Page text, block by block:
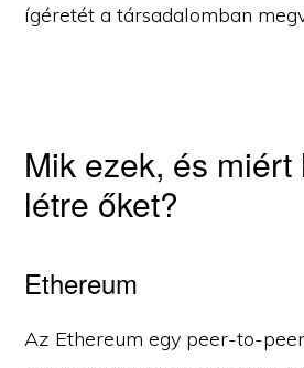
ígéretét a társadalomban
Mik ezek, és miért
létre őket?
Ethereum
Az Ethereum egy peer-to-